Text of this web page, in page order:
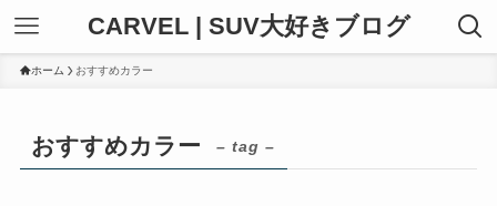
CARVEL | SUV大好きブログ
ホーム おすすめカラー
おすすめカラー – tag –